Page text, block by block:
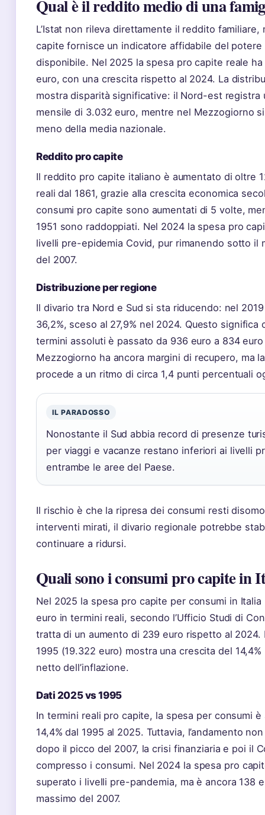
Qual è il reddito medio di una
L’Istat non rileva direttamente il reddito familiare,
capite fornisce un indicatore affidabile del potere
disponibile. Nel 2025 la spesa pro capite reale ha
euro, con una crescita rispetto al 2024. La
mostra disparità significative: il Nord-est registra
mensile di 3.032 euro, mentre nel Mezzogiorno
meno della media nazionale.
Reddito pro capite
Il reddito pro capite italiano è aumentato di oltre
reali dal 1861, grazie alla crescita economica
consumi pro capite sono aumentati di 5 volte,
1951 sono raddoppiati. Nel 2024 la spesa pro
livelli pre-epidemia Covid, pur rimanendo sotto il
del 2007.
Distribuzione per regione
Il divario tra Nord e Sud si sta riducendo: nel
36,2%, sceso al 27,9% nel 2024. Questo significa
termini assoluti è passato da 936 euro a 834
Mezzogiorno ha ancora margini di recupero, ma
procede a un ritmo di circa 1,4 punti percentuali
IL PARADOSSO
Nonostante il Sud abbia record di presenze
per viaggi e vacanze restano inferiori ai livelli
entrambe le aree del Paese.
Il rischio è che la ripresa dei consumi resti
interventi mirati, il divario regionale potrebbe
continuare a ridursi.
Quali sono i consumi pro capite in
Nel 2025 la spesa pro capite per consumi in Italia
euro in termini reali, secondo l’Ufficio Studi di
tratta di un aumento di 239 euro rispetto al
1995 (19.322 euro) mostra una crescita del
netto dell’inflazione.
Dati 2025 vs 1995
In termini reali pro capite, la spesa per consumi è
14,4% dal 1995 al 2025. Tuttavia, l’andamento
dopo il picco del 2007, la crisi finanziaria e poi il
compresso i consumi. Nel 2024 la spesa pro
superato i livelli pre-pandemia, ma è ancora 138
massimo del 2007.